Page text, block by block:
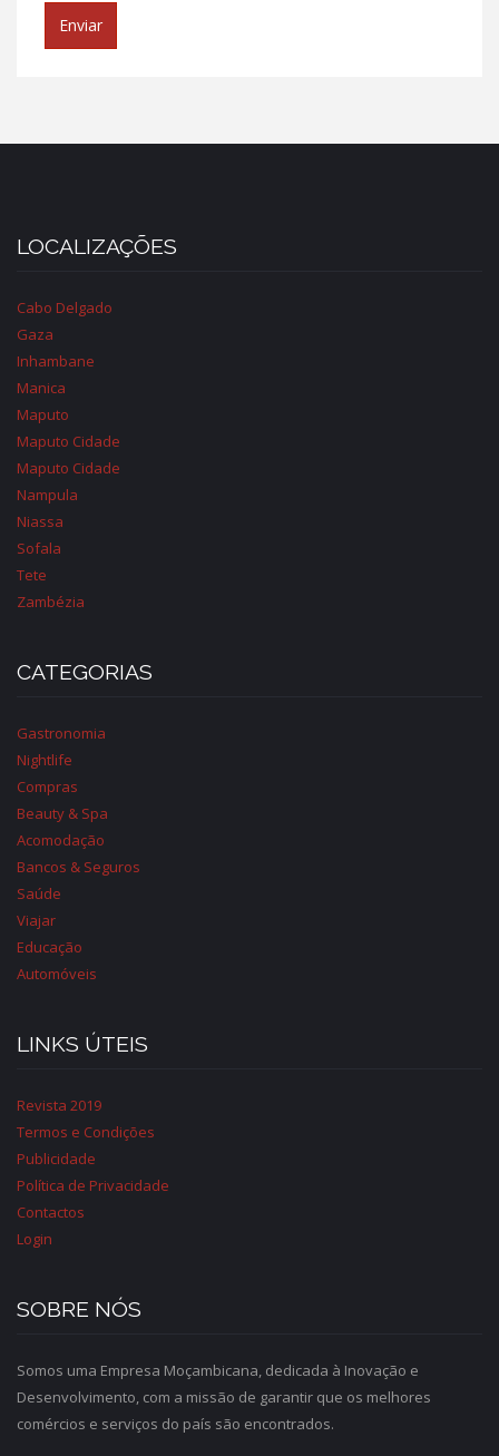
Enviar
LOCALIZAÇÕES
Cabo Delgado
Gaza
Inhambane
Manica
Maputo
Maputo Cidade
Maputo Cidade
Nampula
Niassa
Sofala
Tete
Zambézia
CATEGORIAS
Gastronomia
Nightlife
Compras
Beauty & Spa
Acomodação
Bancos & Seguros
Saúde
Viajar
Educação
Automóveis
LINKS ÚTEIS
Revista 2019
Termos e Condições
Publicidade
Política de Privacidade
Contactos
Login
SOBRE NÓS
Somos uma Empresa Moçambicana, dedicada à Inovação e
Desenvolvimento, com a missão de garantir que os melhores
comércios e serviços do país são encontrados.